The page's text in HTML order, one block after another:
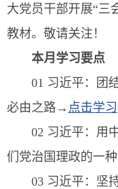
大党员干部开展“三
教材。敬请关注！
本月学习要点
01 习近平：团
必由之路→ 点击学习
02 习近平：用
们党治国理政的一
03 习近平：坚